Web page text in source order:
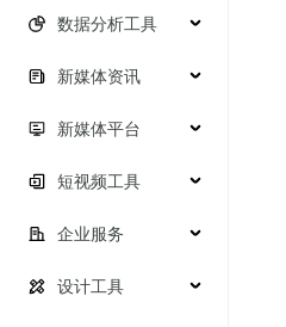
数据分析工具
新媒体资讯
新媒体平台
短视频工具
企业服务
设计工具